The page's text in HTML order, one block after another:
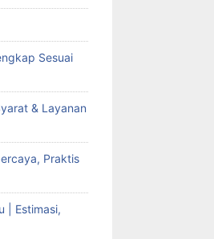
Sesuai
& Layanan
Praktis
| Estimasi,